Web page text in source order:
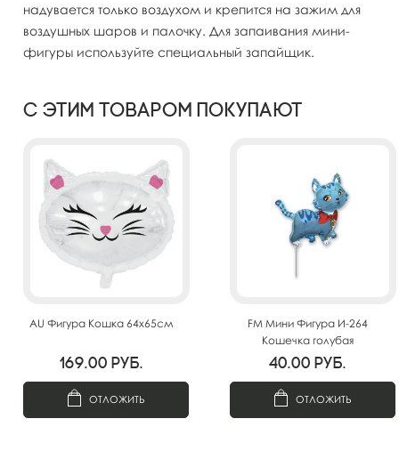
надувается только воздухом и крепится на зажим для
воздушных шаров и палочку. Для запаивания мини-
фигуры используйте специальный запайщик.
С этим товаром покупают
AU Фигура Кошка 64х65см
169.00 руб.
ОТЛОЖИТЬ
FM Мини Фигура И-264
Кошечка голубая
33см*33см
40.00 руб.
ОТЛОЖИТЬ